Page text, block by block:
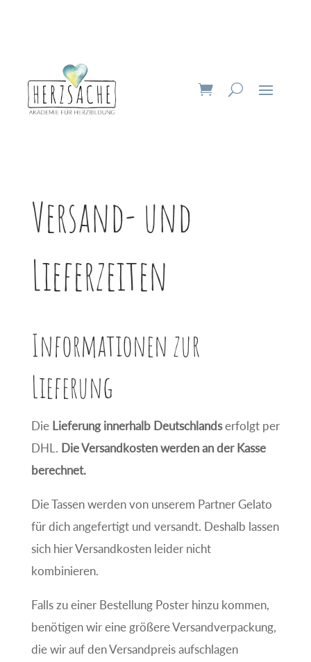
Versand- und
Lieferzeiten
Informationen zur
Lieferung
Die Lieferung innerhalb Deutschlandserfolgt per
DHL. Die Versandkosten werden an der Kasse
berechnet.
Die Tassen werden von unserem Partner Gelato
für dich angefertigt und versandt. Deshalb lassen
sich hier Versandkosten leider nicht
kombinieren.
Falls zu einer Bestellung Poster hinzu kommen,
benötigen wir eine größere Versandverpackung,
die wir auf den Versandpreis aufschlagen